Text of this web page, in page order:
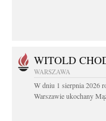
WITOLD
WARSZAWA
W dniu 1 sierpnia 2026
Warszawie ukochany